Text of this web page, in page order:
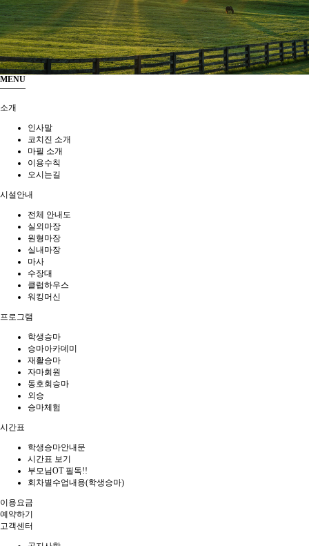
MENU
소개
인사말
코치진 소개
마필 소개
이용수칙
오시는길
시설안내
전체 안내도
실외마장
원형마장
실내마장
마사
수장대
클럽하우스
워킹머신
프로그램
학생승마
승마아카데미
재활승마
자마회원
동호회승마
외승
승마체험
시간표
학생승마안내문
시간표 보기
부모님OT 필독!!
회차별수업내용(학생승마)
이용요금
예약하기
고객센터